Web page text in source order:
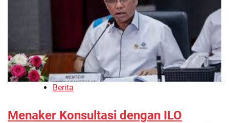
Berita
Menaker Konsultasi dengan ILO